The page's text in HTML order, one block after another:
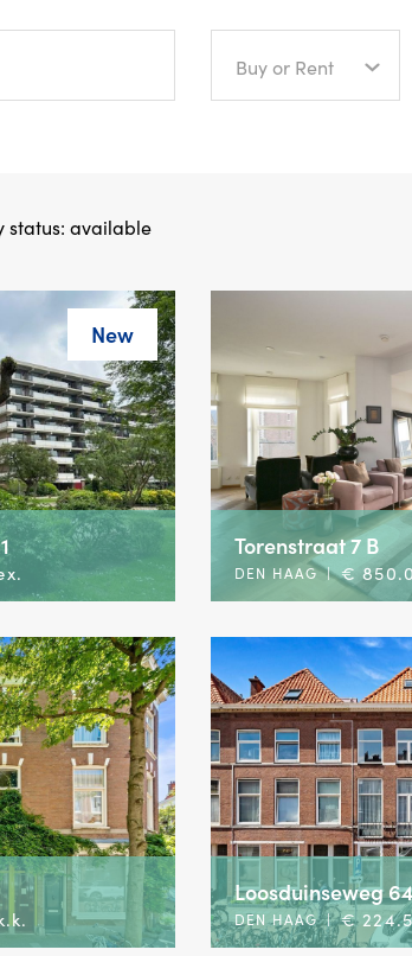
Buy or Rent
status: available
New
Torenstraat 7 B
DEN HAAG | €
Loosduinseweg
DEN HAAG | €